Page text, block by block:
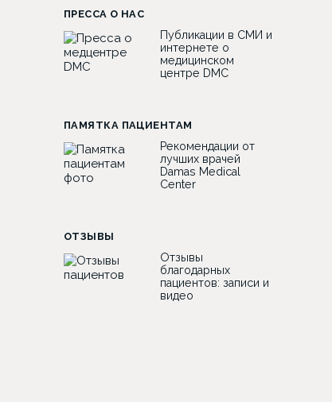
ПРЕССА О НАС
Публикации в СМИ и
интернете о
медицинском
центре DMC
ПАМЯТКА ПАЦИЕНТАМ
Рекомендации от
лучших врачей
Damas Medical
Center
ОТЗЫВЫ
Отзывы
благодарных
пациентов: записи и
видео